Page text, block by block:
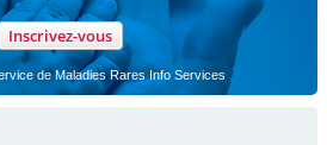
Inscrivez-vous
de Maladies Rares Info Services